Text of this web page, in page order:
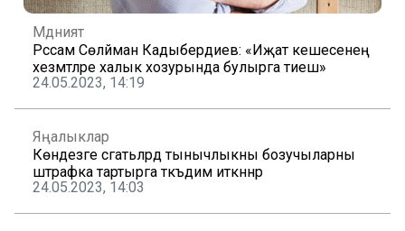
Мәдәният
Рәссам Сөләйман Кадыбердиев: «Иҗат кешесенең
хезмәтләре халык хозурында булырга тиеш»
24.05.2023, 14:19
Яңалыклар
Көндезге сәгатьләрдә тынычлыкны бозучыларны
штрафка тартырга тәкъдим иткәннәр
24.05.2023, 14:03